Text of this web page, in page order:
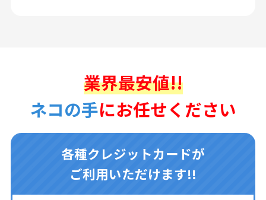
業界最安値!!
ネコの手にお任せください
各種クレジットカードが
ご利用いただけます!!